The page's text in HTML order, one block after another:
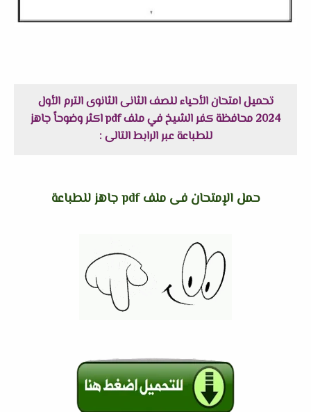
تحميل امتحان الأحياء للصف الثانى الثانوى الترم الأول
2024 محافظة كفر الشيخ في ملف pdf اكثر وضوحاً جاهز
للطباعة عبر الرابط التالى :
حمل الإمتحان فى ملف pdf جاهز للطباعة